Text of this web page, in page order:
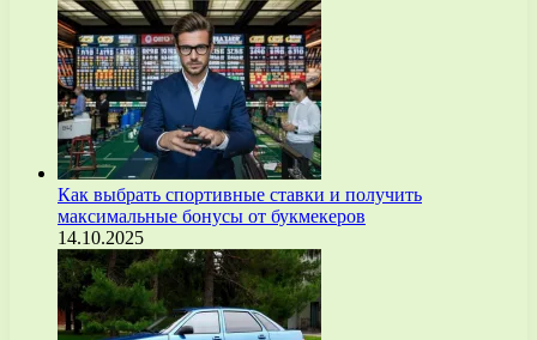
Как выбрать спортивные ставки и получить
максимальные бонусы от букмекеров
14.10.2025